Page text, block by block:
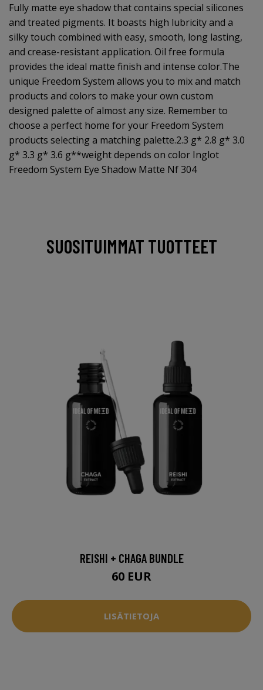
Fully matte eye shadow that contains special silicones
and treated pigments. It boasts high lubricity and a
silky touch combined with easy, smooth, long lasting,
and crease-resistant application. Oil free formula
provides the ideal matte finish and intense color.The
unique Freedom System allows you to mix and match
products and colors to make your own custom
designed palette of almost any size. Remember to
choose a perfect home for your Freedom System
products selecting a matching palette.2.3 g* 2.8 g* 3.0
g* 3.3 g* 3.6 g**weight depends on color Inglot
Freedom System Eye Shadow Matte Nf 304
SUOSITUIMMAT TUOTTEET
REISHI + CHAGA BUNDLE
60 EUR
LISÄTIETOJA